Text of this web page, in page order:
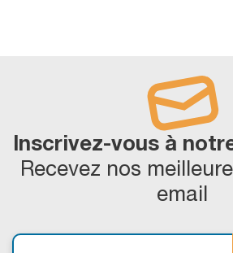
Inscrivez-vous à
Recevez nos
email